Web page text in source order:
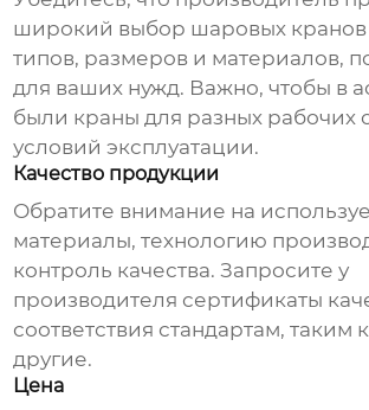
широкий выбор шаровых кранов
типов, размеров и материалов,
для ваших нужд. Важно, чтобы в
были краны для разных рабочих
условий эксплуатации.
Качество продукции
Обратите внимание на
материалы, технологию
контроль качества. Запросите у
производителя сертификаты
соответствия стандартам, таким
другие.
Цена